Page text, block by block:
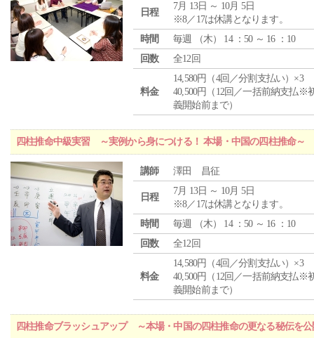
日程
7月 13日 ～ 10月 5日
※8／17は休講となります。
時間
毎週 （木） 14 ：50 ～ 16 ：10
回数
全12回
料金
14,580円（4回／分割支払い）×3
40,500円（12回／一括前納支払※
義開始前まで）
四柱推命中級実習 ～実例から身につける！ 本場・中国の四柱推命～
講師 澤田 昌征
日程
7月 13日 ～ 10月 5日
※8／17は休講となります。
時間
毎週 （木） 14 ：50 ～ 16 ：10
回数
全12回
料金
14,580円（4回／分割支払い）×3
40,500円（12回／一括前納支払※
義開始前まで）
四柱推命ブラッシュアップ ～本場・中国の四柱推命の更なる秘伝を